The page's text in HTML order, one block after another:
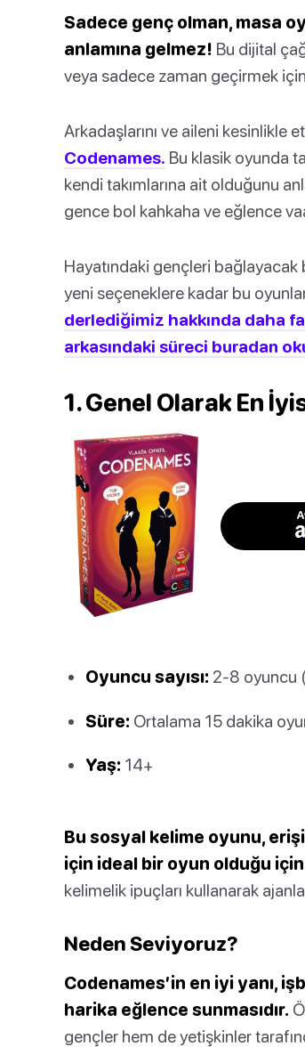
Sadece genç olman, masa
anlamına gelmez! Bu dijital
veya sadece zaman geçirmek
Arkadaşlarını ve aileni kesinlikle
Codenames. Bu klasik oyunda
kendi takımlarına ait olduğunu
gence bol kahkaha ve eğlence
Hayatındaki gençleri bağlayacak
yeni seçeneklere kadar bu
derlediğimiz hakkında daha
arkasındaki süreci buradan
1. Genel Olarak En
Oyuncu sayısı: 2-8 oyuncu
Süre: Ortalama 15 dakika
Yaş: 14+
Bu sosyal kelime oyunu,
için ideal bir oyun olduğu
kelimelik ipuçları kullanarak
Neden Seviyoruz?
Codenames’in en iyi yanı,
harika eğlence sunmasıdır.
gençler hem de yetişkinler